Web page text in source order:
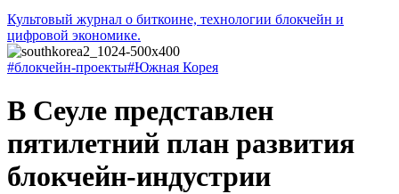
Культовый журнал о биткоине, технологии блокчейн и
цифровой экономике.
#блокчейн-проекты#Южная Корея
В Сеуле представлен
пятилетний план развития
блокчейн-индустрии